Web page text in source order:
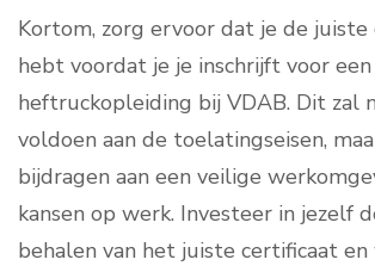
Kortom, zorg ervoor dat je de juiste
hebt voordat je je inschrijft voor een
heftruckopleiding bij VDAB. Dit zal
voldoen aan de toelatingseisen,
bijdragen aan een veilige
kansen op werk. Investeer in jezelf
behalen van het juiste certificaat